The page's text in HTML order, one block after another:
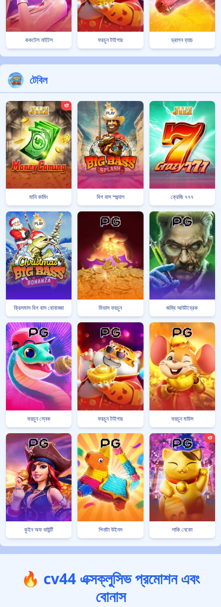
ককটেল নাইটস ফরচুন টাইগার ড্রাগন হ্যাচ
টেবিল
হট
মানি কামিং বিগ বাস স্প্ল্যাশ ক্রেজি ৭৭৭
ক্রিসমাস বিগ বাস বোনানজা মিডাস ফরচুন জম্বি আউটব্রেক
ফরচুন স্নেক ফরচুন টাইগার ফরচুন মাউস
কুইন অফ বাউন্টি পিনাটা উইনস
হট
লাকি নেকো
🔥 cv44 এক্সক্লুসিভ প্রমোশন এবং
বোনাস